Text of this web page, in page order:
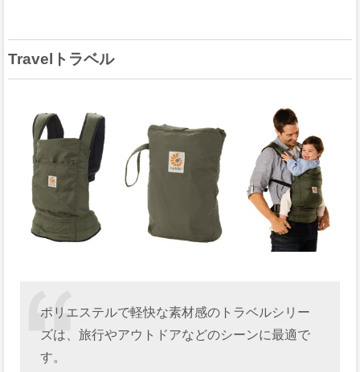
Travelトラベル
ポリエステルで軽快な素材感のトラベルシリー
ズは、旅行やアウトドアなどのシーンに最適で
す。